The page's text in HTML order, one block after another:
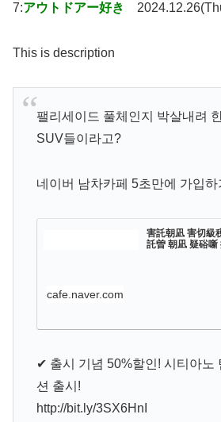
7:アウトドアー好き
This is description
팰리세이드 풀체인지 박살내려
SUV들이라고?
네이버 남차카페 5초만에 가입하
害託朝凪 害切級
託曽 朝凪 疑硲噺
cafe.naver.com
✔ 출시 기념 50%할인! 시티아노
션 출시!
http://bit.ly/3SX6HnI